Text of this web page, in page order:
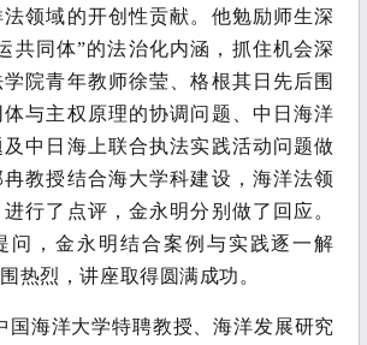
领域的开创性贡献。他勉励师生深
共同体”的法治化内涵，抓住机会深
院青年教师徐莹、格根其日先后围
与主权原理的协调问题、中日海洋
中日海上联合执法实践活动问题做
教授结合海大学科建设，海洋法领
行了点评，金永明分别做了回应。
问，金永明结合案例与实践逐一解
热烈，讲座取得圆满成功。
国海洋大学特聘教授、海洋发展研究